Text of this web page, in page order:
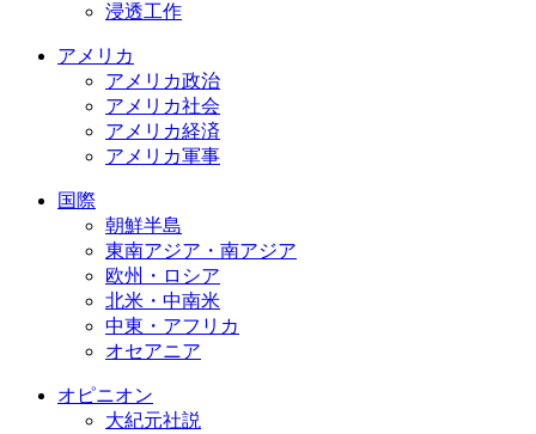
浸透工作
アメリカ
アメリカ政治
アメリカ社会
アメリカ経済
アメリカ軍事
国際
朝鮮半島
東南アジア・南アジア
欧州・ロシア
北米・中南米
中東・アフリカ
オセアニア
オピニオン
大紀元社説